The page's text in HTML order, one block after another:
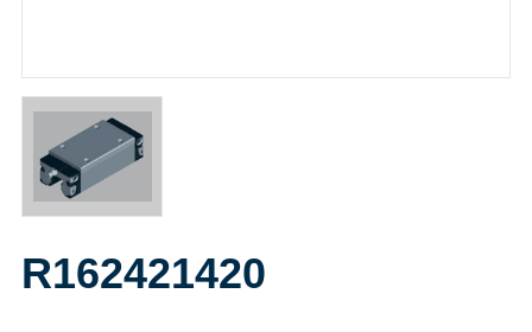
R162421420